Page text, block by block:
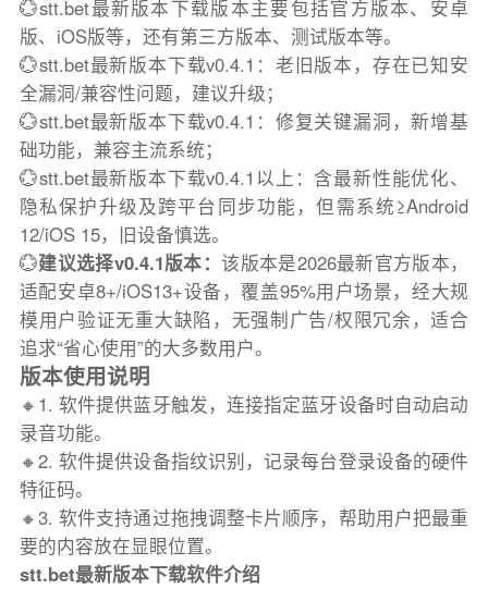
💮stt.bet最新版本下载版本主要包括官方版本、安卓
版、iOS版等，还有第三方版本、测试版本等。
💮stt.bet最新版本下载v0.4.1：老旧版本，存在已知安
全漏洞/兼容性问题，建议升级；
💮stt.bet最新版本下载v0.4.1：修复关键漏洞，新增基
础功能，兼容主流系统；
💮stt.bet最新版本下载v0.4.1以上：含最新性能优化、
隐私保护升级及跨平台同步功能，但需系统≥Android
12/iOS 15，旧设备慎选。
💮建议选择v0.4.1版本：该版本是2026最新官方版本，
适配安卓8+/iOS13+设备，覆盖95%用户场景，经大规
模用户验证无重大缺陷，无强制广告/权限冗余，适合
追求“省心使用”的大多数用户。
版本使用说明
🔸1. 软件提供蓝牙触发，连接指定蓝牙设备时自动启动
录音功能。
🔸2. 软件提供设备指纹识别，记录每台登录设备的硬件
特征码。
🔸3. 软件支持通过拖拽调整卡片顺序，帮助用户把最重
要的内容放在显眼位置。
stt.bet最新版本下载软件介绍